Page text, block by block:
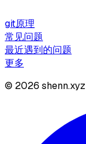
git原理
常见问题
最近遇到的问题
更多
© 2026 shenn.xyz